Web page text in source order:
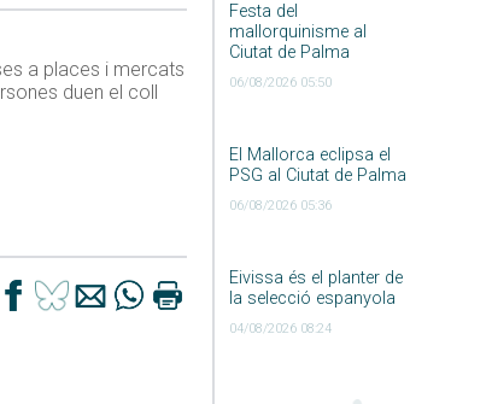
Festa del
mallorquinisme al
Ciutat de Palma
06/08/2026 05:50
El Mallorca eclipsa el
PSG al Ciutat de Palma
06/08/2026 05:36
Eivissa és el planter de
la selecció espanyola
04/08/2026 08:24
a places i mercats
duen el coll